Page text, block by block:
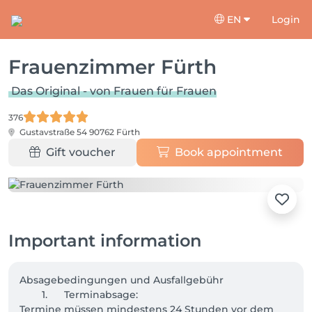
EN Login
Frauenzimmer Fürth
Das Original - von Frauen für Frauen
376
Gustavstraße 54 90762 Fürth
Gift voucher Book appointment
Important information
Absagebedingungen und Ausfallgebühr
Termine müssen mindestens 24 Stunden vor dem